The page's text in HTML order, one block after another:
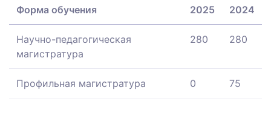
Форма обучения 2025 2024
Научно-педагогическая
магистратура
280 280
Профильная магистратура 0 75